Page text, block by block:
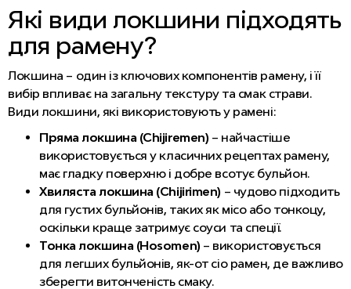
Які види локшини підходять
для рамену?
Локшина – один із ключових компонентів рамену, і її
вибір впливає на загальну текстуру та смак страви.
Види локшини, які використовують у рамені:
Пряма локшина (Chijiremen) – найчастіше
використовується у класичних рецептах рамену,
має гладку поверхню і добре всотує бульйон.
Хвиляста локшина (Chijirimen) – чудово підходить
для густих бульйонів, таких як місо або тонкоцу,
оскільки краще затримує соуси та спеції.
Тонка локшина (Hosomen) – використовується
для легших бульйонів, як-от сіо рамен, де важливо
зберегти витонченість смаку.